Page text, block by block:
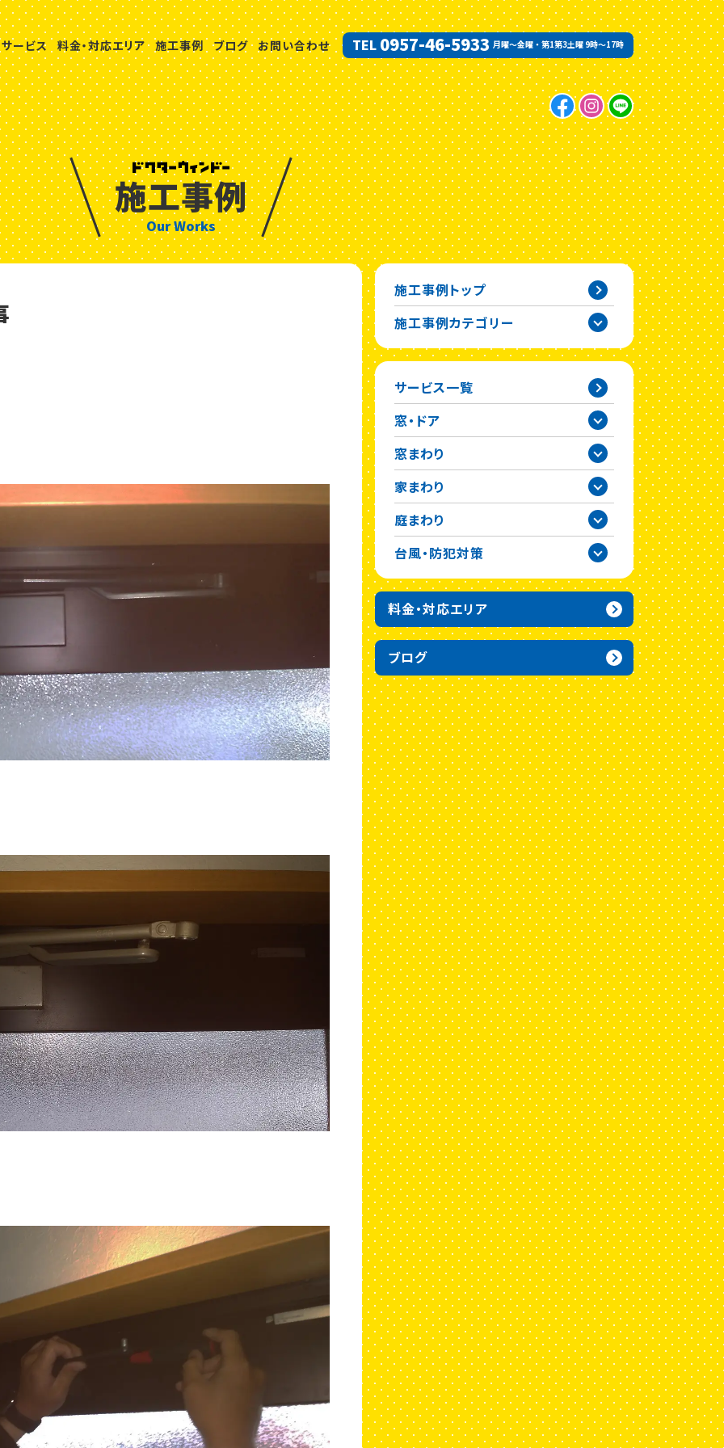
サービス 料金・対応エリア 施工事例 ブログ お問い合わせ TEL 0957-46-5933 月曜〜金曜・第1第3土曜 9時〜17時
施工事例
Our Works
施工事例トップ
施工事例カテゴリー
サービス一覧
窓・ドア
窓まわり
家まわり
庭まわり
台風・防犯対策
料金・対応エリア
ブログ